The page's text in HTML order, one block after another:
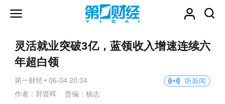
灵活就业突破3亿，蓝领收入增速连续六
年超白领
第一财经 • 06-04 20:34
听新闻
作者：郭晋晖 责编：杨志